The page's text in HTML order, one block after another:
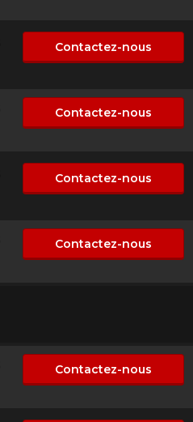
Contactez-nous
Contactez-nous
Contactez-nous
Contactez-nous
Contactez-nous